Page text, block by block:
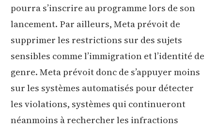
pourra s’inscrire au programme lors de son
lancement. Par ailleurs, Meta prévoit de
supprimer les restrictions sur des sujets
sensibles comme l’immigration et l’identité de
genre. Meta prévoit donc de s’appuyer moins
sur les systèmes automatisés pour détecter
les violations, systèmes qui continueront
néanmoins à rechercher les infractions